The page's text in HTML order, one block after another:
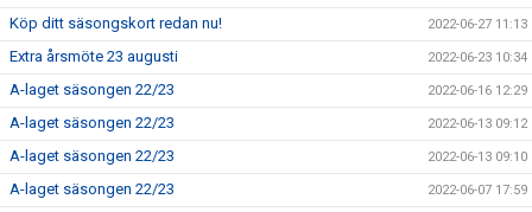
Köp ditt säsongskort redan nu! 2022-06-27 11:13
Extra årsmöte 23 augusti 2022-06-23 10:34
A-laget säsongen 22/23 2022-06-16 12:29
A-laget säsongen 22/23 2022-06-13 09:12
A-laget säsongen 22/23 2022-06-13 09:10
A-laget säsongen 22/23 2022-06-07 17:59